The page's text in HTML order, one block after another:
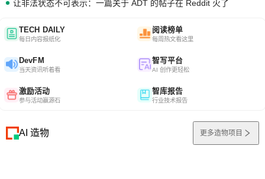
让非法状态不可表示：一篇关于 ADT 的帖子在 Reddit 火了
TECH DAILY
每日内容报纸化
阅读榜单
每周热文看这里
DevFM
当天资讯听着看
智写平台
AI 创作更轻松
激励活动
参与活动赢源石
智库报告
行业技术报告
AI 造物 更多造物项目